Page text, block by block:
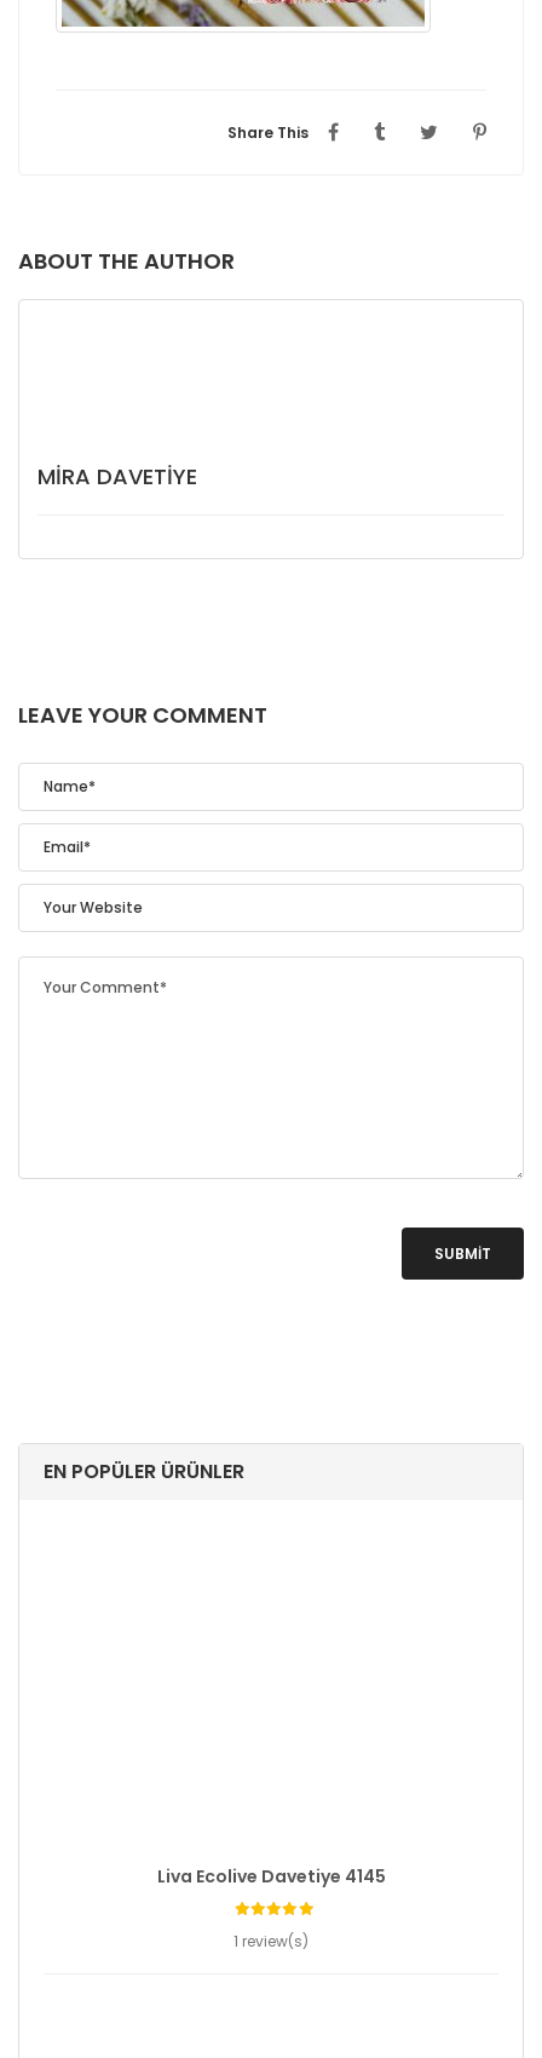
Share This
ABOUT THE AUTHOR
MIRA DAVETIYE
LEAVE YOUR COMMENT
SUBMIT
EN POPÜLER ÜRÜNLER
Liva Ecolive Davetiye 4145
1 review(s)